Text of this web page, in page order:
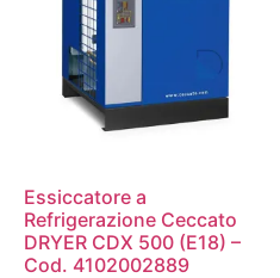
Essiccatore a
Refrigerazione Ceccato
DRYER CDX 500 (E18) –
Cod. 4102002889